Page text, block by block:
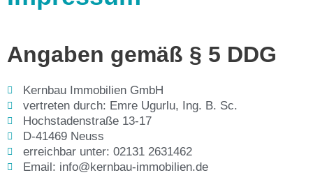
Angaben gemäß § 5 DDG
Kernbau Immobilien GmbH
vertreten durch: Emre Ugurlu, Ing. B. Sc.
Hochstadenstraße 13-17
D-41469 Neuss
erreichbar unter: 02131 2631462
Email: info@kernbau-immobilien.de